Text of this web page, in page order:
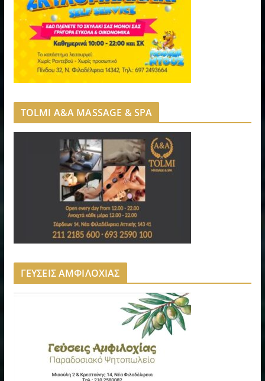
TOLMI A&A MASSAGE & SPA
ΓΕΥΣΕΙΣ ΑΜΦΙΛΟΧΙΑΣ